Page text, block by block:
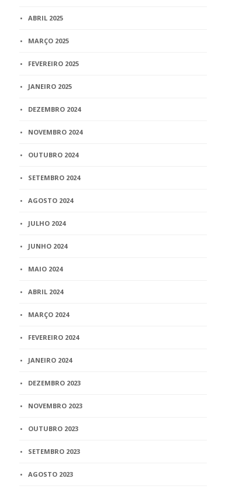
Recivil participa da 18ª
Ação Rotária
ABRIL 2025
MARÇO 2025
FEVEREIRO 2025
JANEIRO 2025
DEZEMBRO 2024
NOVEMBRO 2024
OUTUBRO 2024
SETEMBRO 2024
AGOSTO 2024
JULHO 2024
JUNHO 2024
MAIO 2024
ABRIL 2024
MARÇO 2024
FEVEREIRO 2024
JANEIRO 2024
DEZEMBRO 2023
NOVEMBRO 2023
OUTUBRO 2023
SETEMBRO 2023
AGOSTO 2023